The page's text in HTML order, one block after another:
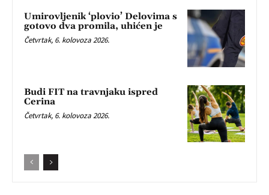
Umirovljenik ‘plovio’ Delovima s
gotovo dva promila, uhićen je
Četvrtak, 6. kolovoza 2026.
Budi FIT na travnjaku ispred
Cerina
Četvrtak, 6. kolovoza 2026.